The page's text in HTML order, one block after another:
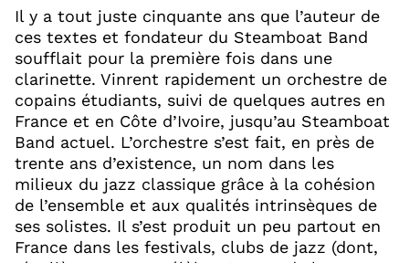
Il y a tout juste cinquante ans que l’auteur de
ces textes et fondateur du Steamboat Band
soufflait pour la première fois dans une
clarinette. Vinrent rapidement un orchestre de
copains étudiants, suivi de quelques autres en
France et en Côte d’Ivoire, jusqu’au Steamboat
Band actuel. L’orchestre s’est fait, en près de
trente ans d’existence, un nom dans les
milieux du jazz classique grâce à la cohésion
de l’ensemble et aux qualités intrinsèques de
ses solistes. Il s’est produit un peu partout en
France dans les festivals, clubs de jazz (dont,